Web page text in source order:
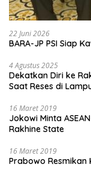
22 Juni 2026
BARA-JP PSI Siap
4 Agustus 2025
Dekatkan Diri ke
Saat Reses di
16 Maret 2019
Jokowi Minta
Rakhine State
16 Maret 2019
Prabowo Resmikan